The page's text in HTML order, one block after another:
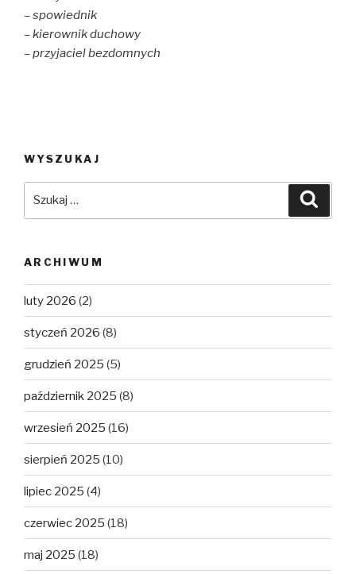
– spowiednik
– kierownik duchowy
– przyjaciel bezdomnych
WYSZUKAJ
ARCHIWUM
luty 2026 (2)
styczeń 2026 (8)
grudzień 2025 (5)
październik 2025 (8)
wrzesień 2025 (16)
sierpień 2025 (10)
lipiec 2025 (4)
czerwiec 2025 (18)
maj 2025 (18)